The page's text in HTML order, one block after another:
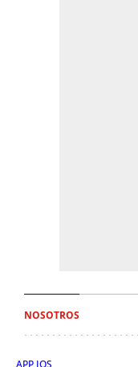
NOSOTROS
APP IOS